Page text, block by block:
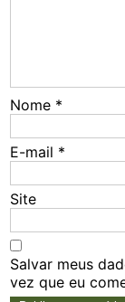
Nome *
E-mail *
Site
Salvar meus
vez que eu